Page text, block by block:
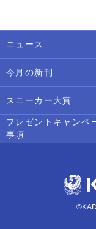
ニュース
今月の新刊
スニーカー大賞
プレゼントキャンペ
事項